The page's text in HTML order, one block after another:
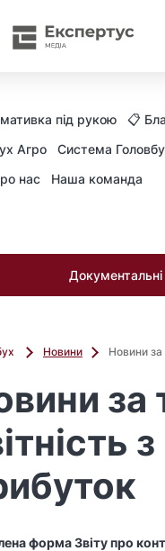
під рукою 📋
Агро Система
нас Наша команда
Новини Новини
за
форма Звіту про